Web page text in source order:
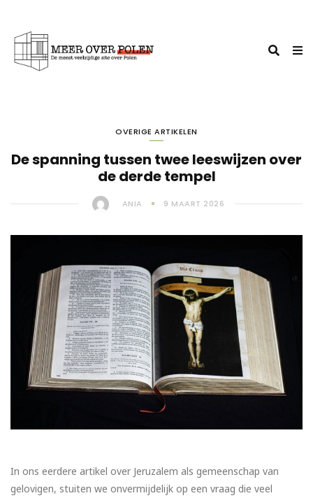
OVERIGE ARTIKELEN
De spanning tussen twee leeswijzen over
de derde tempel
ANIA 9 MAART 2026
In ons eerdere artikel over Jeruzalem als gemeenschap van
gelovigen, stuiten we onvermijdelijk op een vraag die veel